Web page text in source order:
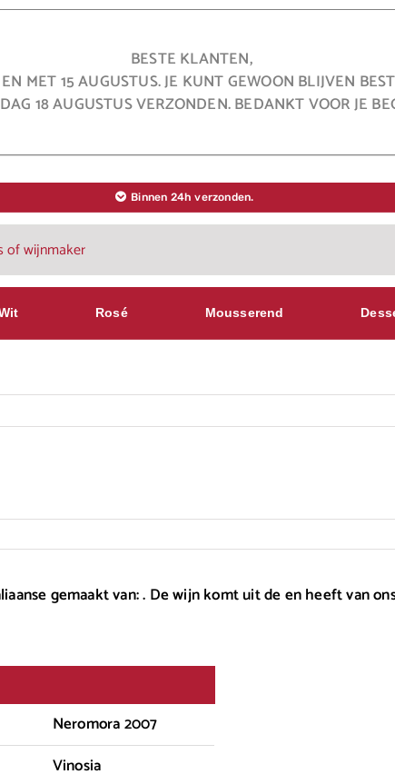
BESTE KLANTEN,
MET 15 AUGUSTUS. JE KUNT GEWOON BLIJVEN
18 AUGUSTUS VERZONDEN. BEDANKT VOOR JE
Binnen 24h verzonden.
Rosé Mousserend
gemaakt van: . De wijn komt uit de en heeft van
Neromora 2007
Vinosia